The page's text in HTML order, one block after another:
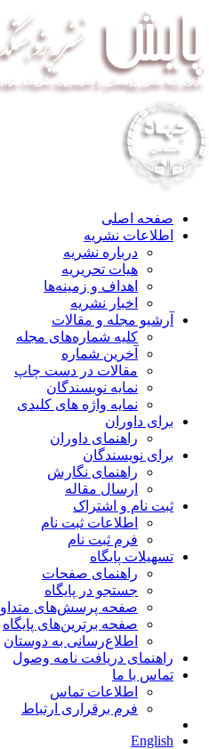
صفحه اصلی
اطلاعات نشریه
درباره نشریه
هیات تحریریه
اهداف و زمینه‌ها
اخبار نشریه
آرشیو مجله و مقالات
کلیه شماره‌های مجله
آخرین شماره
مقالات در دست چاپ
نمایه نویسندگان
نمایه واژه های کلیدی
برای داوران
راهنمای داوران
برای نویسندگان
راهنمای نگارش
ارسال مقاله
ثبت نام و اشتراک
اطلاعات ثبت نام
فرم ثبت نام
تسهیلات پایگاه
راهنمای صفحات
جستجو در پایگاه
صفحه پرسش‌های متداول
صفحه برترین‌های پایگاه
اطلاع‌رسانی به دوستان
راهنمای دریافت نامه وصول
تماس با ما
اطلاعات تماس
فرم برقراری ارتباط
English